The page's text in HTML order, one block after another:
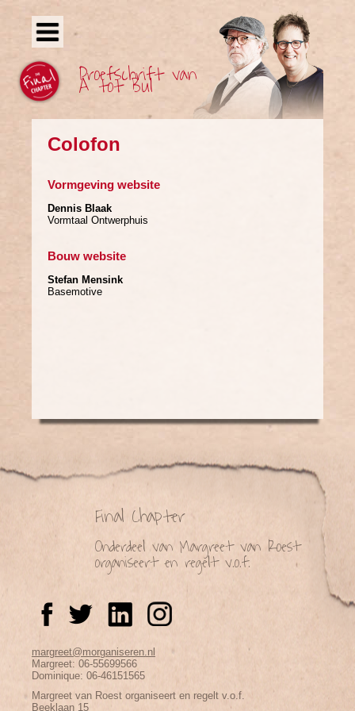
The Final Chapter
Proefschrift van
A tot Bul
Colofon
Vormgeving website
Dennis Blaak
Vormtaal Ontwerphuis
Bouw website
Stefan Mensink
Basemotive
Final Chapter
Onderdeel van Margreet van Roest
organiseert en regelt v.o.f.
margreet@morganiseren.nl
Margreet: 06-55699566
Dominique: 06-46151565
Margreet van Roest organiseert en regelt v.o.f.
Beeklaan 15